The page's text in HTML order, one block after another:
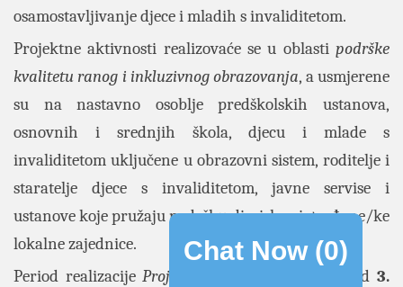
osamostavljivanje djece i mladih s invaliditetom.
Projektne aktivnosti realizovaće se u oblasti podrške
kvalitetu ranog i inkluzivnog obrazovanja, a usmjerene
su na nastavno osoblje predškolskih ustanova,
osnovnih i srednjih škola, djecu i mlade s
invaliditetom uključene u obrazovni sistem, roditelje i
staratelje djece s invaliditetom, javne servise i
ustanove koje pružaju podršku djeci, kao i građane/ke
lokalne zajednice.
Period realizacijeProjekta je 12 mjeseci, počev od 3.
Chat Now (0)